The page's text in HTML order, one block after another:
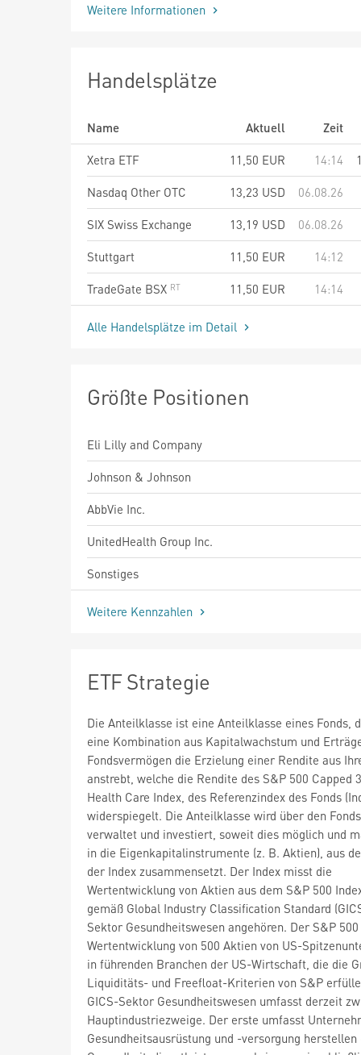
Weitere Informationen
Handelsplätze
Name Aktuell
Zeit
Xetra ETF
11,50 EUR 14:14
Nasdaq Other OTC
13,23 USD
06.08.26
SIX Swiss Exchange
13,19 USD
06.08.26
Stuttgart
11,50 EUR
14:12
TradeGate BSX
11,50 EUR 14:14
Alle Handelsplätze im Detail
Größte Positionen
Eli Lilly and Company
Johnson & Johnson
AbbVie Inc.
UnitedHealth Group Inc.
Sonstiges
Weitere Kennzahlen
ETF Strategie
Die Anteilklasse ist eine Anteilklasse eines Fonds,
eine Kombination aus Kapitalwachstum und
Fondsvermögen die Erzielung einer Rendite aus
anstrebt, welche die Rendite des S&P 500 Capped
Health Care Index, des Referenzindex des Fonds
widerspiegelt. Die Anteilklasse wird über den
verwaltet und investiert, soweit dies möglich und
in die Eigenkapitalinstrumente (z. B. Aktien), aus
der Index zusammensetzt. Der Index misst die
Wertentwicklung von Aktien aus dem S&P 500
gemäß Global Industry Classification Standard
Sektor Gesundheitswesen angehören. Der S&P
Wertentwicklung von 500 Aktien von US-
in führenden Branchen der US-Wirtschaft, die die
Liquiditäts- und Freefloat-Kriterien von S&P
GICS-Sektor Gesundheitswesen umfasst derzeit
Hauptindustriezweige. Der erste umfasst
Gesundheitsausrüstung und -versorgung herstellen